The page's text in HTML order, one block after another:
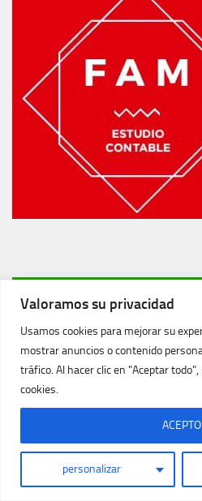
Valoramos su privacidad
Usamos cookies para mejorar su
mostrar anuncios o contenido
tráfico. Al hacer clic en "Aceptar
cookies.
personalizar
ACEPTO